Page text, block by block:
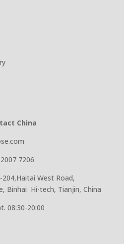
China
7206
West Road,
Binhai Hi-tech, Tianjin, China
08:30-20:00